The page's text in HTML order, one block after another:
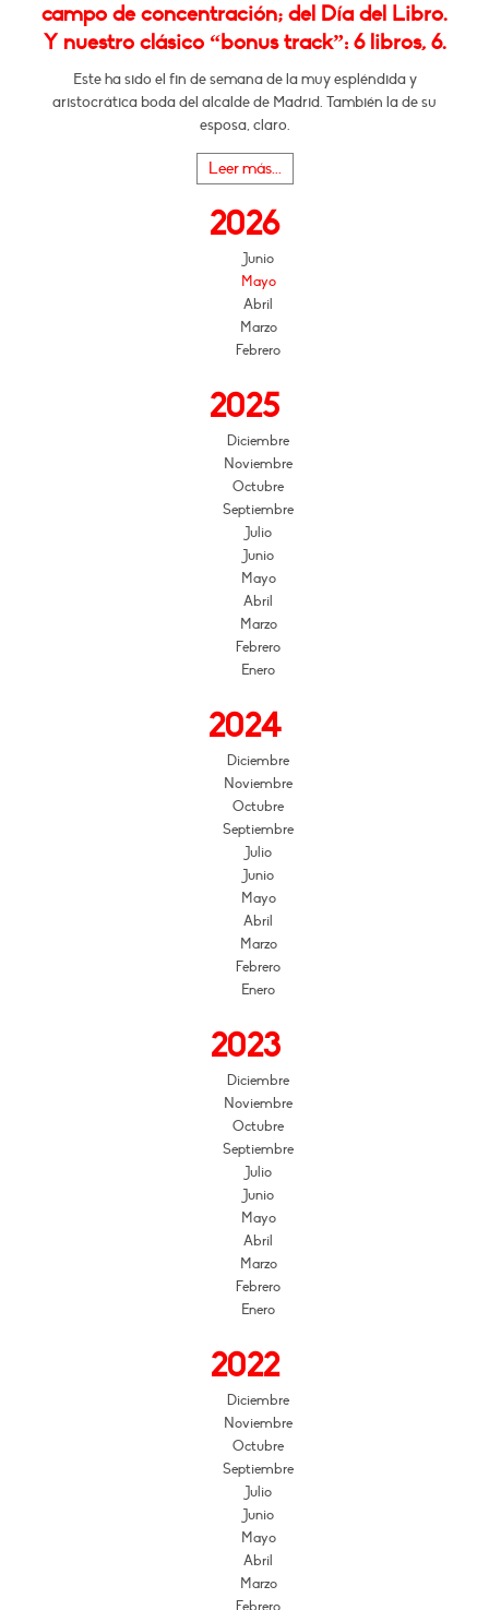
campo de concentración; del Día del Libro.
Y nuestro clásico “bonus track”: 6 libros, 6.
Este ha sido el fin de semana de la muy espléndida y
aristocrática boda del alcalde de Madrid. También la de su
esposa, claro.
Leer más...
2026
Junio
Mayo
Abril
Marzo
Febrero
2025
Diciembre
Noviembre
Octubre
Septiembre
Julio
Junio
Mayo
Abril
Marzo
Febrero
Enero
2024
Diciembre
Noviembre
Octubre
Septiembre
Julio
Junio
Mayo
Abril
Marzo
Febrero
Enero
2023
Diciembre
Noviembre
Octubre
Septiembre
Julio
Junio
Mayo
Abril
Marzo
Febrero
Enero
2022
Diciembre
Noviembre
Octubre
Septiembre
Julio
Junio
Mayo
Abril
Marzo
Febrero